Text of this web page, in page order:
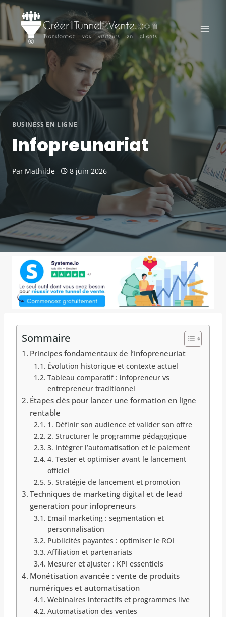
Aller
au
contenu
BUSINESS EN LIGNE
Infopreunariat
Par Mathilde 8 juin 2026
Sommaire
Principes fondamentaux de l’infopreneuriat
Évolution historique et contexte actuel
Tableau comparatif : infopreneur vs
entrepreneur traditionnel
Étapes clés pour lancer une formation en ligne
rentable
1. Définir son audience et valider son offre
2. Structurer le programme pédagogique
3. Intégrer l’automatisation et le paiement
4. Tester et optimiser avant le lancement
officiel
5. Stratégie de lancement et promotion
Techniques de marketing digital et de lead
generation pour infopreneurs
Email marketing : segmentation et
personnalisation
Publicités payantes : optimiser le ROI
Affiliation et partenariats
Mesurer et ajuster : KPI essentiels
Monétisation avancée : vente de produits
numériques et automatisation
Webinaires interactifs et programmes live
Automatisation des ventes